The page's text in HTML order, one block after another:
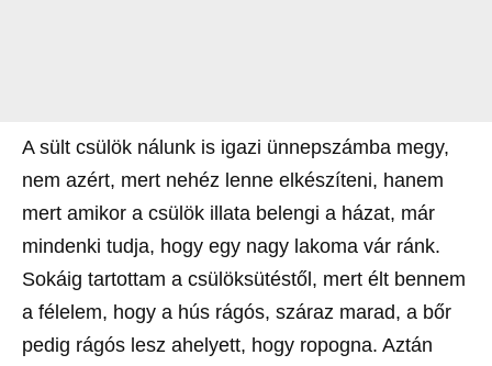
A sült csülök nálunk is igazi ünnepszámba megy,
nem azért, mert nehéz lenne elkészíteni, hanem
mert amikor a csülök illata belengi a házat, már
mindenki tudja, hogy egy nagy lakoma vár ránk.
Sokáig tartottam a csülöksütéstől, mert élt bennem
a félelem, hogy a hús rágós, száraz marad, a bőr
pedig rágós lesz ahelyett, hogy ropogna. Aztán